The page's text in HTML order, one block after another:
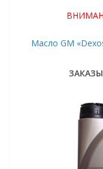
Масло GM